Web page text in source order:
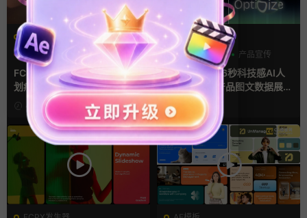
FCPX转场
光效
复古风
支持Intel+M芯片
FCPX转场插件 15组光效胶片
划痕复古视频过渡
4小时前
AE模板
AI
产品介绍 产品宣传
ae片头模板 36秒科技感AI人
工智能SaaS产品图文数据展示
宣传视频AE模板
2天前